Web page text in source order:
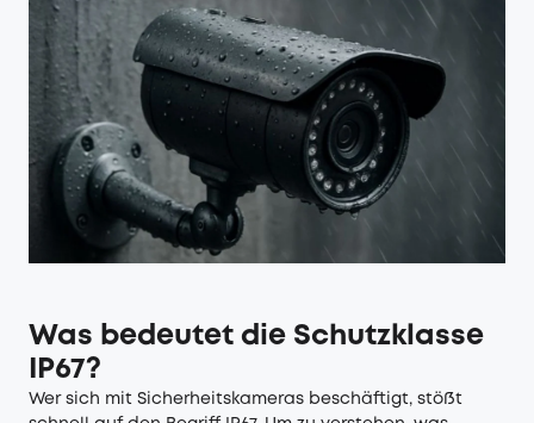
Was bedeutet die Schutzklasse
IP67?
Wer sich mit Sicherheitskameras beschäftigt, stößt